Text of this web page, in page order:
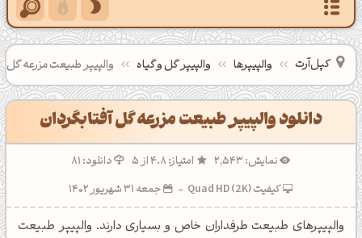
کپل‌آرت والپیپرها والپیپر گل و گیاه والپیپر طبیعت مزرعه گل
دانلود والپیپر طبیعت مزرعه گل آفتابگردان
نمایش: 2,543 امتیاز: 4.8 از 5
دانلود: 81
کیفیت Quad HD (2K)
- جمعه 31 شهریور 1402
والپیپرهای طبیعت طرفداران خاص و بسیاری دارند. والپیپر طبیعت